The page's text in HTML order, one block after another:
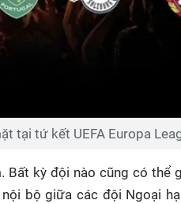
tại tứ kết UEFA Europa
kỳ đội nào cũng có thể
bộ giữa các đội Ngoại